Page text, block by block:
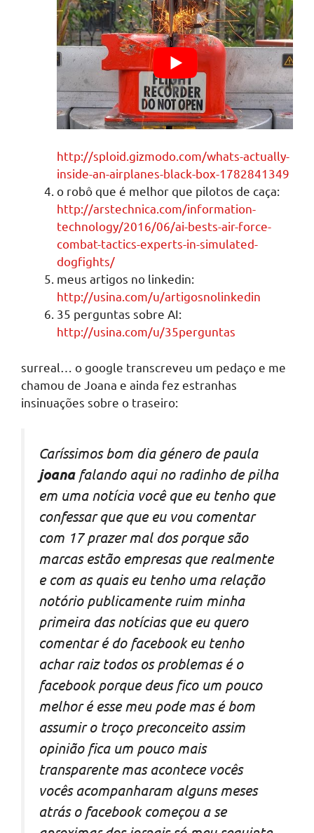
http://sploid.gizmodo.com/whats-actually-
inside-an-airplanes-black-box-1782841349
o robô que é melhor que pilotos de caça:
http://arstechnica.com/information-
technology/2016/06/ai-bests-air-force-
combat-tactics-experts-in-simulated-
dogfights/
meus artigos no linkedin:
http://usina.com/u/artigosnolinkedin
35 perguntas sobre AI:
http://usina.com/u/35perguntas
surreal… o google transcreveu um pedaço e me
chamou de Joana e ainda fez estranhas
insinuações sobre o traseiro:
Caríssimos bom dia género de paula
joanafalando aqui no radinho de pilha
em uma notícia você que eu tenho que
confessar que que eu vou comentar
com 17 prazer mal dos porque são
marcas estão empresas que realmente
e com as quais eu tenho uma relação
notório publicamente ruim minha
primeira das notícias que eu quero
comentar é do facebook eu tenho
achar raiz todos os problemas é o
facebook porque deus fico um pouco
melhor é esse meu pode mas é bom
assumir o troço preconceito assim
opinião fica um pouco mais
transparente mas acontece vocês
vocês acompanharam alguns meses
atrás o facebook começou a se